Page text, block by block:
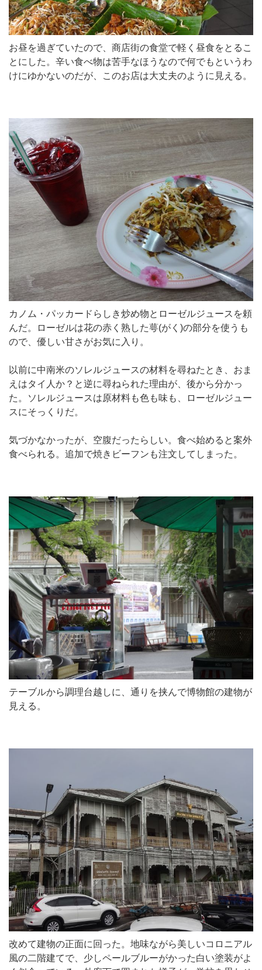
お昼を過ぎていたので、商店街の食堂で軽く昼食をとるこ
とにした。辛い食べ物は苦手なほうなので何でもというわ
けにゆかないのだが、このお店は大丈夫のように見える。
カノム・パッカードらしき炒め物とローゼルジュースを頼
んだ。ローゼルは花の赤く熟した萼(がく)の部分を使うも
ので、優しい甘さがお気に入り。
以前に中南米のソレルジュースの材料を尋ねたとき、おま
えはタイ人か？と逆に尋ねられた理由が、後から分かっ
た。ソレルジュースは原材料も色も味も、ローゼルジュー
スにそっくりだ。
気づかなかったが、空腹だったらしい。食べ始めると案外
食べられる。追加で焼きビーフンも注文してしまった。
テーブルから調理台越しに、通りを挟んで博物館の建物が
見える。
改めて建物の正面に回った。地味ながら美しいコロニアル
風の二階建てで、少しペールブルーがかった白い塗装がよ